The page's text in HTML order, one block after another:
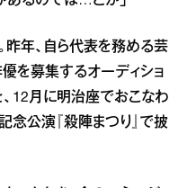
年、自ら代表を務める芸
を募集するオーディショ
12月に明治座でおこなわ
公演『殺陣まつり』で披